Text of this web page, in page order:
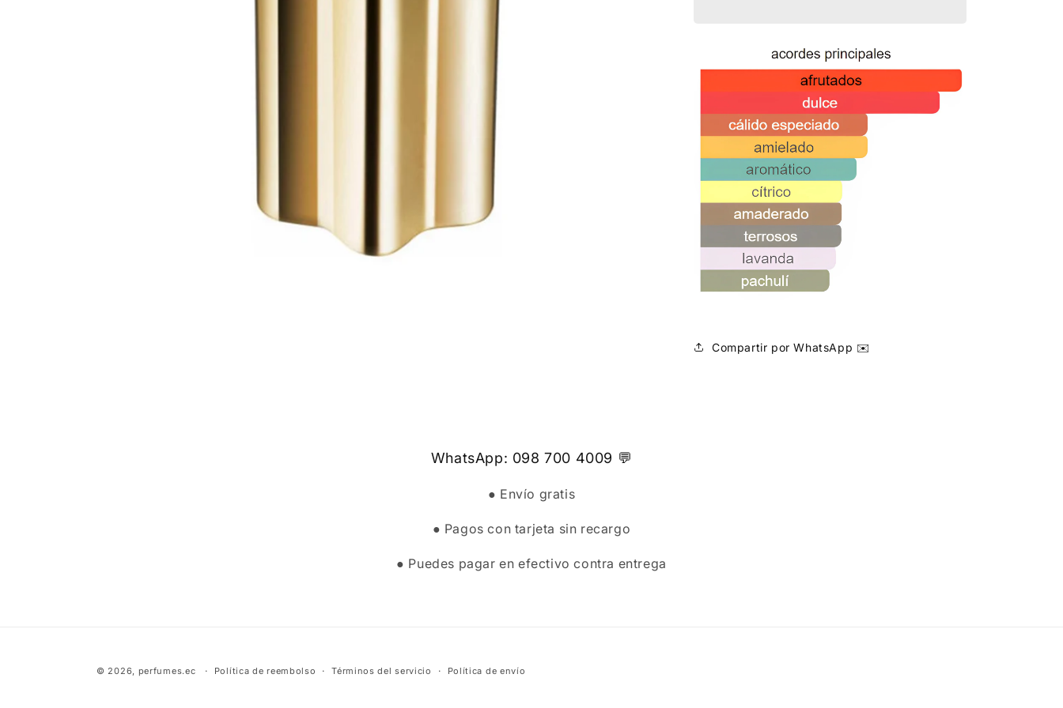
Compartir por WhatsApp ✉️
WhatsApp: 098 700 4009 💬
● Envío gratis
● Pagos con tarjeta sin recargo
● Puedes pagar en efectivo contra entrega
© 2026, perfumes.ec Política de reembolso Términos del servicio Política de envío